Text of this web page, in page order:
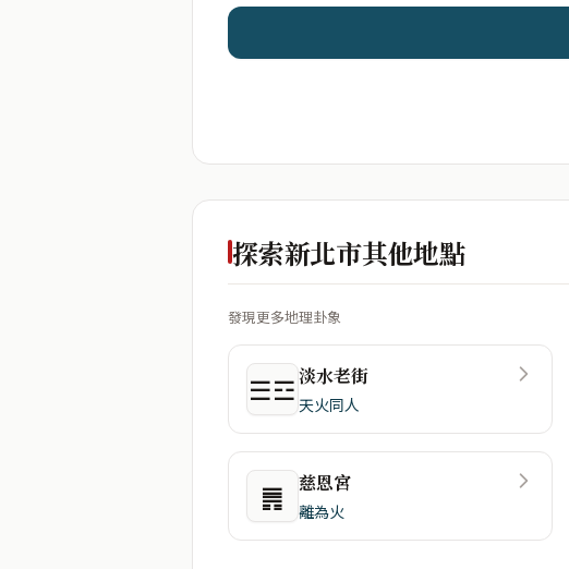
探索新北市其他地點
發現更多地理卦象
☰☲淡水老街
天火同人
䷠ 慈恩宮
離為火